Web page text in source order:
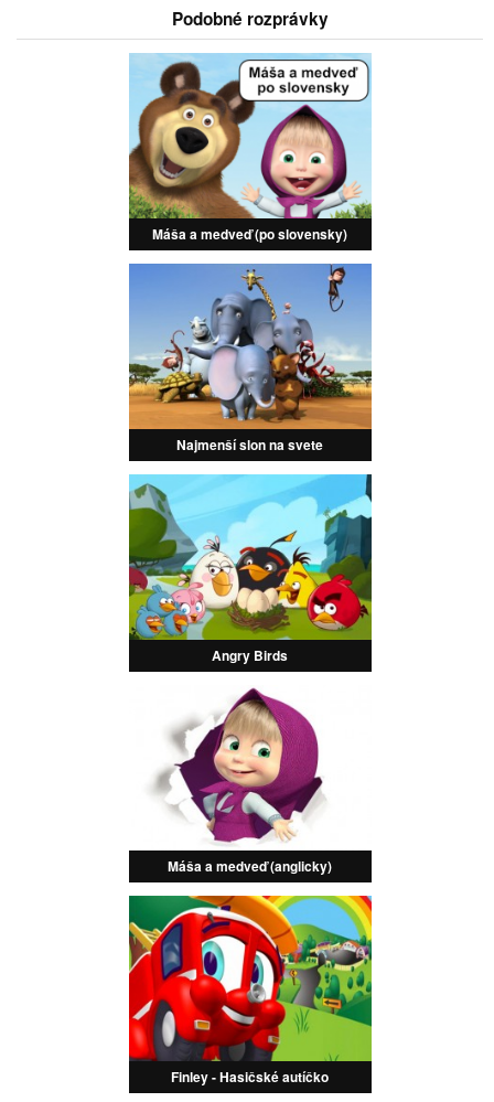
Podobné rozprávky
Máša a medveď (po slovensky)
Najmenší slon na svete
Angry Birds
Máša a medveď (anglicky)
Finley - Hasičské autíčko